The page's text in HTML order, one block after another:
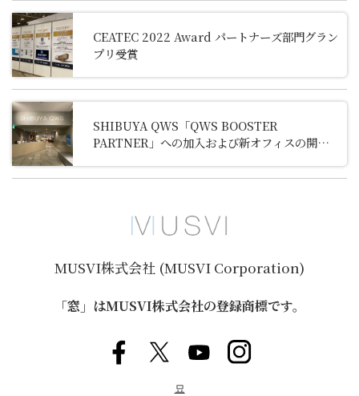
ビューを公開しました。
CEATEC 2022 Award パートナーズ部門グラン
プリ受賞
SHIBUYA QWS「QWS BOOSTER
PARTNER」への加入および新オフィスの開設
MUSVI株式会社 (MUSVI Corporation)
「窓」はMUSVI株式会社の登録商標です。
묘